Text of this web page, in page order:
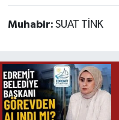
Muhabir: SUAT TİNK